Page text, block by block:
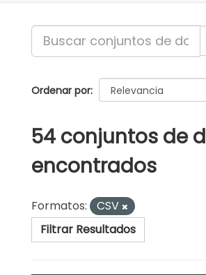
Ordenar por
54 conjuntos de
encontrados
Formatos:
CSV
Filtrar Resultados